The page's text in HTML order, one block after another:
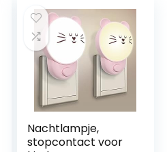
Nachtlampje,
stopcontact voor